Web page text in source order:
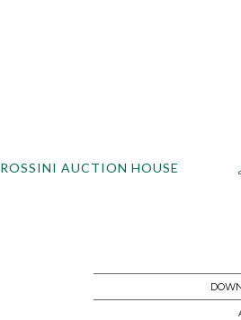
ROSSINI AUCTION HOUSE